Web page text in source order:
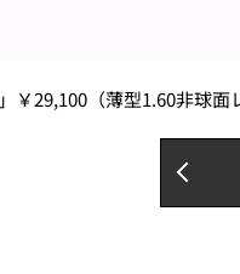
￥29,100（薄型1.60非球